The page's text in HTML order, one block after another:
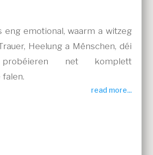
eng emotional, waarm a witzeg
Heelung a Mënschen, déi
probéieren net komplett
falen.
read more...